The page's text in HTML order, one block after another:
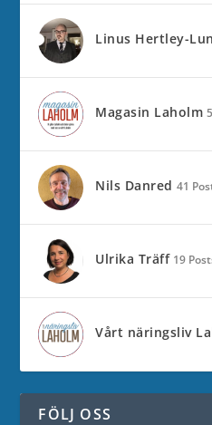
Linus Hertley-
Magasin Laholm
Nils Danred 41
Ulrika Träff 19
Vårt näringsliv
FÖLJ OSS